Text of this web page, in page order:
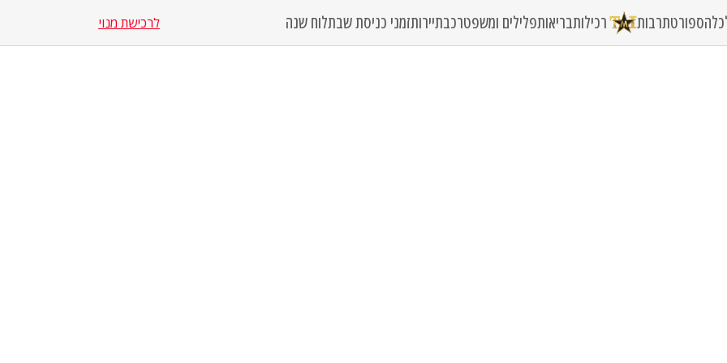
ספורטתרבות רכילותבריאותפלילים ומשפטרכבתיירותזמני כניסת שבתלוח שנה לרכישת מנוי